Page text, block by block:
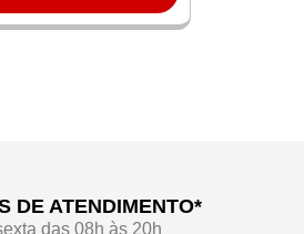
DE ATENDIMENTO*
das 08h às 20h